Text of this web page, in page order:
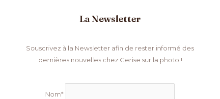
La Newsletter
Souscrivez à la Newsletter afin de rester informé des
dernières nouvelles chez Cerise sur la photo !
Nom*